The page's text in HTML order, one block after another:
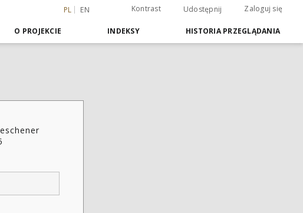
PL EN Kontrast Udostępnij Zaloguj się
O PROJEKCIE INDEKSY HISTORIA PRZEGLĄDANIA